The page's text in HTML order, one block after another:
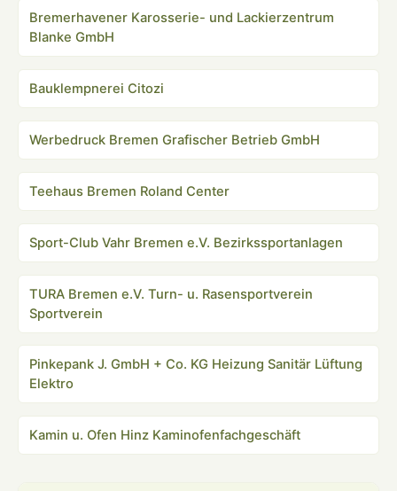
Bremerhavener Karosserie- und Lackierzentrum
Blanke GmbH
Bauklempnerei Citozi
Werbedruck Bremen Grafischer Betrieb GmbH
Teehaus Bremen Roland Center
Sport-Club Vahr Bremen e.V. Bezirkssportanlagen
TURA Bremen e.V. Turn- u. Rasensportverein
Sportverein
Pinkepank J. GmbH + Co. KG Heizung Sanitär Lüftung
Elektro
Kamin u. Ofen Hinz Kaminofenfachgeschäft